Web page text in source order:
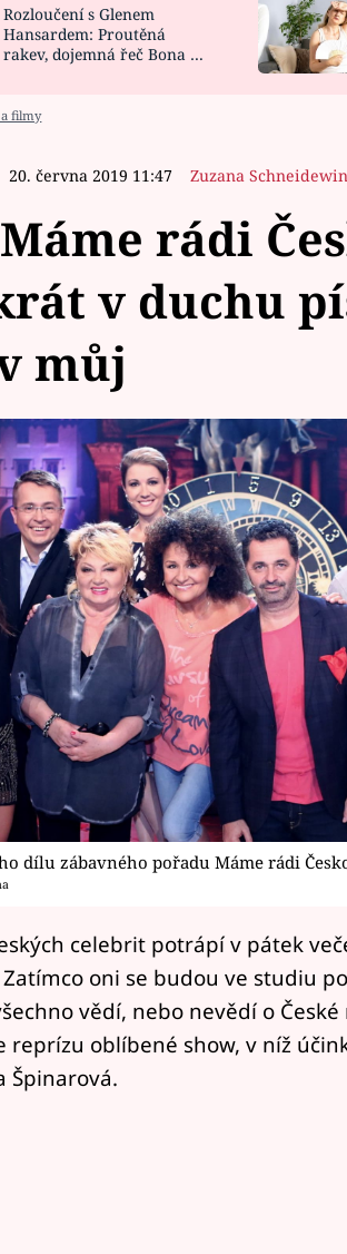
CELEBRITY
VAŘENÍ
Rozloučení s Glenem
Hansardem: Proutěná
rakev, dojemná řeč Bona a
filmy
20. června 2019 11:47 Zuzana
rádi
v duchu
můj
dílu zábavného pořadu Máme rádi
celebrit potrápí v pátek
oni se budou ve studiu
vědí, nebo nevědí o
reprízu oblíbené show, v níž
Špinarová.